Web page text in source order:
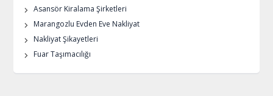
Asansör Kiralama Şirketleri
Marangozlu Evden Eve Nakliyat
Nakliyat Şikayetleri
Fuar Taşımacılığı